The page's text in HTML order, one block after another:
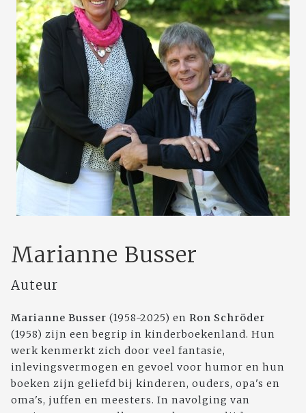
Marianne Busser
Auteur
Marianne Busser (1958-2025) en Ron Schröder
(1958) zijn een begrip in kinderboekenland. Hun
werk kenmerkt zich door veel fantasie,
inlevingsvermogen en gevoel voor humor en hun
boeken zijn geliefd bij kinderen, ouders, opa's en
oma's, juffen en meesters. In navolging van